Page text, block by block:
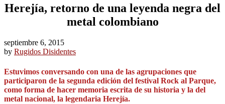
Herejía, retorno de una leyenda negra del
metal colombiano
septiembre 6, 2015
by Rugidos Disidentes
Estuvimos conversando con una de las agrupaciones que
participaron de la segunda edición del festival Rock al Parque,
como forma de hacer memoria escrita de su historia y la del
metal nacional, la legendaria Herejía.